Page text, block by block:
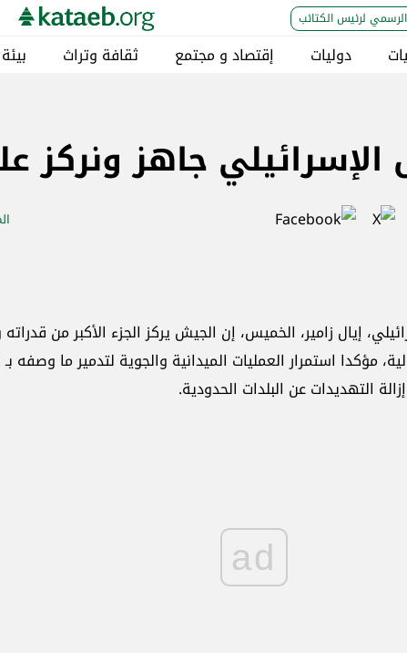
لرئيس الكتائب
دوليات إقتصاد و مجتمع ثقافة وتراث
الإسرائيلي جاهز ونركز
إيال زامير، الخميس، إن الجيش يركز الجزء الأكبر من قدراته
مؤكدا استمرار العمليات الميدانية والجوية لتدمير ما وصفه بـ
التهديدات عن البلدات الحدودية.
ad